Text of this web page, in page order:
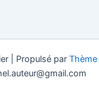
| Propulsé par Thème